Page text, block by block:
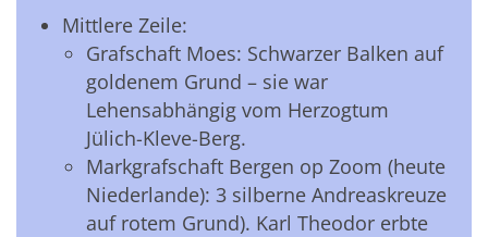
Mittlere Zeile:
Grafschaft Moes: Schwarzer Balken auf
goldenem Grund – sie war
Lehensabhängig vom Herzogtum
Jülich-Kleve-Berg.
Markgrafschaft Bergen op Zoom (heute
Niederlande): 3 silberne Andreaskreuze
auf rotem Grund). Karl Theodor erbte